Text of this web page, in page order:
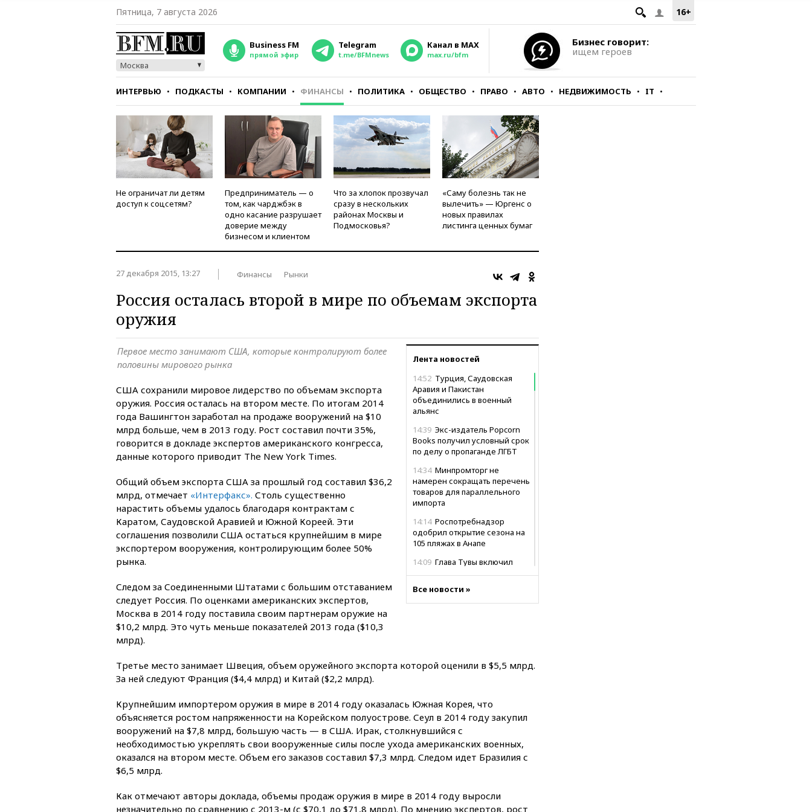
16+
Пятница, 7 августа 2026
Москва
Business FM
прямой эфир
Telegram
t.me/BFMnews
Канал в MAX
max.ru/bfm
Бизнес говорит:
ищем героев
ИНТЕРВЬЮ ПОДКАСТЫ КОМПАНИИ ФИНАНСЫ ПОЛИТИКА ОБЩЕСТВО ПРАВО АВТО НЕДВИЖИМОСТЬ IT
СТИЛЬ ТЕСТЫ
Не ограничат ли детям
доступ к соцсетям?
Предприниматель — о
том, как чарджбэк в
одно касание разрушает
доверие между
бизнесом и клиентом
Что за хлопок прозвучал
сразу в нескольких
районах Москвы и
Подмосковья?
«Саму болезнь так не
вылечить» — Юргенс о
новых правилах
листинга ценных бумаг
27 декабря 2015, 13:27 Финансы Рынки
Россия осталась второй в мире по объемам экспорта
оружия
Лента новостей
14:52 Турция, Саудовская
Аравия и Пакистан
объединились в военный
альянс
14:39 Экс-издатель Popcorn
Books получил условный срок
по делу о пропаганде ЛГБТ
14:34 Минпромторг не
намерен сокращать перечень
товаров для параллельного
импорта
14:14 Роспотребнадзор
одобрил открытие сезона на
105 пляжах в Анапе
14:09 Глава Тувы включил
13:57Wildberries запустит
законопроект о частной
вооружений США достигли
крайне низкого уровня
13:16«Родина» просит
Верховный суд снять «Яблоко»
с выборов
Персидском заливе и на
Украине
Все новости »
Первое место занимают США, которые контролируют более
половины мирового рынка
США сохранили мировое лидерство по объемам экспорта
оружия. Россия осталась на втором месте. По итогам 2014
года Вашингтон заработал на продаже вооружений на $10
млрд больше, чем в 2013 году. Рост составил почти 35%,
говорится в докладе экспертов американского конгресса,
данные которого приводит The New York Times.
Общий объем экспорта США за прошлый год составил $36,2
млрд, отмечает «Интерфакс». Столь существенно
нарастить объемы удалось благодаря контрактам с
Каратом, Саудовской Аравией и Южной Кореей. Эти
соглашения позволили США остаться крупнейшим в мире
экспортером вооружения, контролирующим более 50%
рынка.
Следом за Соединенными Штатами с большим отставанием
следует Россия. По оценками американских экспертов,
Москва в 2014 году поставила своим партнерам оружие на
$10,2 млрд. Это чуть меньше показателей 2013 года ($10,3
млрд).
Третье место занимает Швеция, объем оружейного экспорта которой оценили в $5,5 млрд.
За ней следуют Франция ($4,4 млрд) и Китай ($2,2 млрд).
Крупнейшим импортером оружия в мире в 2014 году оказалась Южная Корея, что
объясняется ростом напряженности на Корейском полуострове. Сеул в 2014 году закупил
вооружений на $7,8 млрд, большую часть — в США. Ирак, столкнувшийся с
необходимостью укреплять свои вооруженные силы после ухода американских военных,
оказался на втором месте. Объем его заказов составил $7,3 млрд. Следом идет Бразилия с
$6,5 млрд.
Как отмечают авторы доклада, объемы продаж оружия в мире в 2014 году выросли
незначительно по сравнению с 2013-м (с $70,1 до $71,8 млрд). По мнению экспертов, рост